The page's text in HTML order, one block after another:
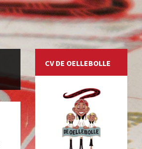
CV DE OELLEBOLLE